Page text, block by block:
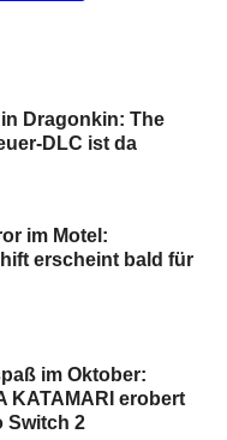
Dragonkin: The
DLC ist da
im Motel:
erscheint bald für
im Oktober:
KATAMARI erobert
Switch 2